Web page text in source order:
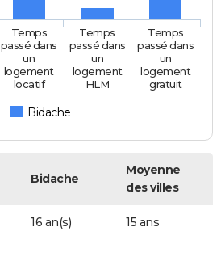
Bidache
Temps
passé dans
un
logement
locatif
Temps
passé dans
un
logement
HLM
Temps
passé dans
un
logement
gratuit
Bidache
Moyenne
des villes
16 an(s) 15 ans